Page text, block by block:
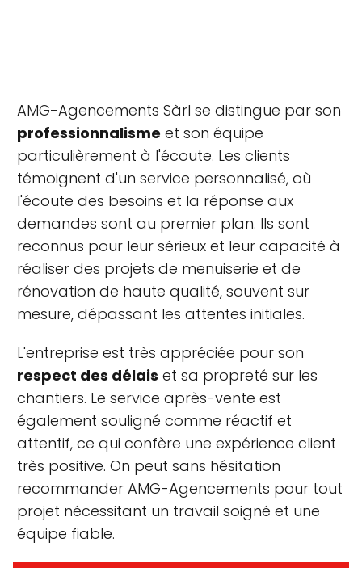
AMG-Agencements Sàrl se distingue par son
professionnalisme et son équipe
particulièrement à l'écoute. Les clients
témoignent d'un service personnalisé, où
l'écoute des besoins et la réponse aux
demandes sont au premier plan. Ils sont
reconnus pour leur sérieux et leur capacité à
réaliser des projets de menuiserie et de
rénovation de haute qualité, souvent sur
mesure, dépassant les attentes initiales.
L'entreprise est très appréciée pour son
respect des délais et sa propreté sur les
chantiers. Le service après-vente est
également souligné comme réactif et
attentif, ce qui confère une expérience client
très positive. On peut sans hésitation
recommander AMG-Agencements pour tout
projet nécessitant un travail soigné et une
équipe fiable.